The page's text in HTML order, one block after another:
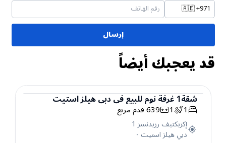
🇦🇪+971
إرسال
قد يعجبك أيضاً
شقة
شقة1غرفة نومللبيعفيدبي هيلز استيت
1
1
639قدم مربع
إكزيكتيف رزيدنسز 1
دبي هيلز استيت -